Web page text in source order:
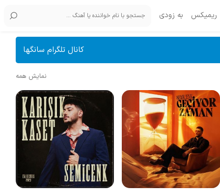
ریمیکس به زودی
کانال تلگرام سانگها
نمایش همه